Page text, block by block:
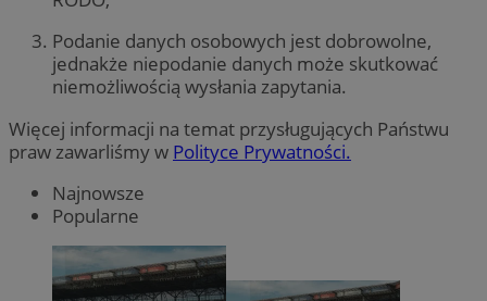
Podanie danych osobowych jest dobrowolne,
jednakże niepodanie danych może skutkować
niemożliwością wysłania zapytania.
Więcej informacji na temat przysługujących Państwu
praw zawarliśmy w Polityce Prywatności.
Najnowsze
Popularne